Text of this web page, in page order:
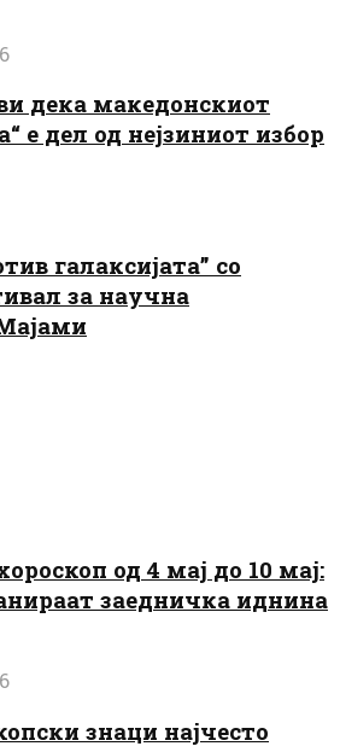
дека македонскиот
е дел од нејзиниот избор
галаксијата” со
за научна
од 4 мај до 10 мај:
заедничка иднина
знаци најчесто